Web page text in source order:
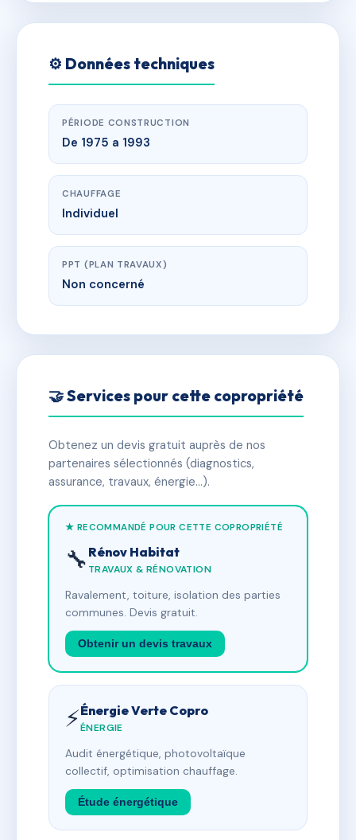
⚙️ Données techniques
PÉRIODE CONSTRUCTION
De 1975 a 1993
CHAUFFAGE
Individuel
PPT (PLAN TRAVAUX)
Non concerné
🤝 Services pour cette copropriété
Obtenez un devis gratuit auprès de nos
partenaires sélectionnés (diagnostics,
assurance, travaux, énergie…).
★ RECOMMANDÉ POUR CETTE COPROPRIÉTÉ
🔧 Rénov Habitat
TRAVAUX & RÉNOVATION
Ravalement, toiture, isolation des parties
communes. Devis gratuit.
Obtenir un devis travaux
⚡Énergie Verte Copro
ÉNERGIE
Audit énergétique, photovoltaïque
collectif, optimisation chauffage.
Étude énergétique